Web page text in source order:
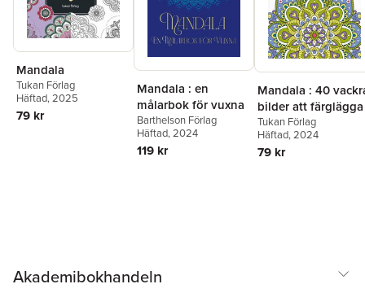
Mandala
Tukan Förlag
Häftad, 2025
79 kr
Mandala : en
målarbok för vuxna
Barthelson Förlag
Häftad, 2024
119 kr
Mandala : 40
bilder att färglägga
Tukan Förlag
Häftad, 2024
79 kr
Akademibokhandeln